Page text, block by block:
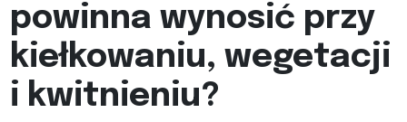
powinna wynosić przy
kiełkowaniu, wegetacji
i kwitnieniu?